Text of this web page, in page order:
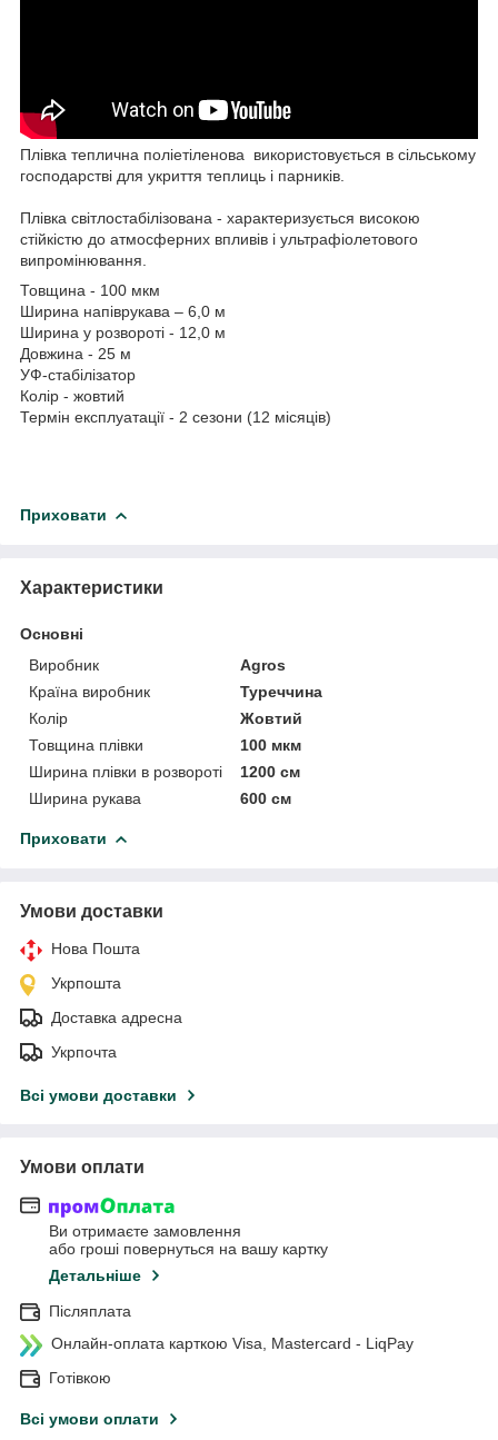
Плівка теплична поліетіленова використовується в сільському
господарстві для укриття теплиць і парників.
Плівка світлостабілізована - характеризується високою
стійкістю до атмосферних впливів і ультрафіолетового
випромінювання.
Товщина - 100 мкм
Ширина напіврукава – 6,0 м
Ширина у розвороті - 12,0 м
Довжина - 25 м
УФ-стабілізатор
Колір - жовтий
Термін експлуатації - 2 сезони (12 місяців)
Приховати
Характеристики
Основні
Виробник
Agros
Країна виробник
Туреччина
Колір
Жовтий
Товщина плівки
100 мкм
Ширина плівки в розвороті
1200 см
Ширина рукава
600 см
Приховати
Умови доставки
Нова Пошта
Укрпошта
Доставка адресна
Укрпочта
Всі умови доставки
Умови оплати
Ви отримаєте замовлення
або гроші повернуться на вашу картку
Детальніше
Післяплата
Онлайн-оплата карткою Visa, Mastercard - LiqPay
Готівкою
Всі умови оплати